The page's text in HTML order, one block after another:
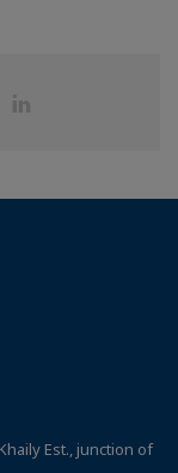
Partager
Est., junction of